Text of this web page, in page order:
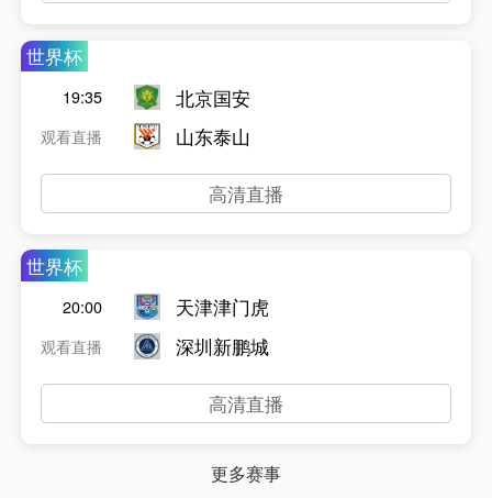
世界杯
19:35
观看直播
北京国安
山东泰山
高清直播
世界杯
20:00
观看直播
天津津门虎
深圳新鹏城
高清直播
更多赛事